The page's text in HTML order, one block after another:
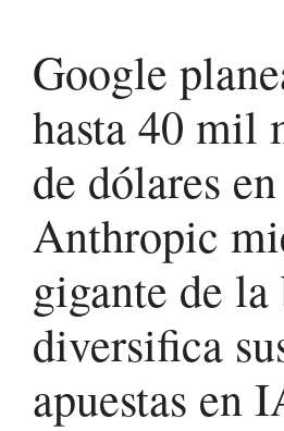
Google
hasta 40 mil
de dólares en
Anthropic
gigante de la
diversifica
apuestas en